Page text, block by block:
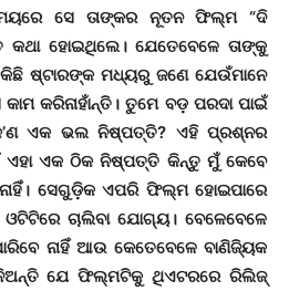
ସେ ତାଙ୍କର ନୂତନ ଫିଲ୍ମ “ଦି
ହୋଇଥିଲେ। ଯେତେବେଳେ ତାଙ୍କୁ
ଷ୍ଟାରଙ୍କ ମଧ୍ୟରୁ ଜଣେ ଯେଉଁମାନେ
କରିନାହାଁନ୍ତି। ତୁମେ ବଡ଼ ପରଦା ପାଇଁ
ଏକ ଭଲ ନିଷ୍ପତ୍ତି? ଏହି ପ୍ରଶ୍ନର
ଏହା ଏକଠିକ ନିଷ୍ପତ୍ତି କିନ୍ତୁ ମୁଁ କେବେ
ସେଗୁଡ଼ିକ ଏପରି ଫିଲ୍ମ ହୋଇପାରେ
ଓଟିଟିରେ ଚାଲିବା ଯୋଗ୍ୟ। ବେଳେବେଳେ
ନାହିଁ ଆଉକେତେବେଳେ ବାଣିଜ୍ୟିକ
ନିଅନ୍ତି ଯେ ଫିଲ୍ମଟିକୁ ଥିଏଟରରେ ରିଲିଜ୍